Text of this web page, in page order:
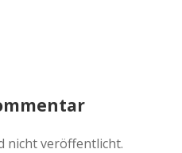
nicht veröffentlicht.